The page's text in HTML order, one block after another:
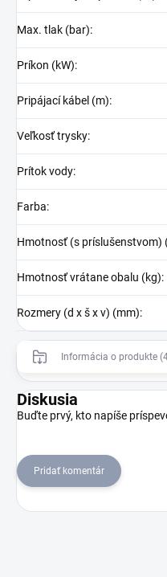
Max. tlak (bar):
Príkon (kW):
Pripájací kábel (m):
Veľkosť trysky:
Prítok vody:
Farba:
Hmotnosť (s príslušenstvom)
Hmotnosť vrátane obalu (kg):
Rozmery (d x š x v) (mm):
Informácia o produkte
Diskusia
Buďte prvý, kto napíše
Pridať komentár